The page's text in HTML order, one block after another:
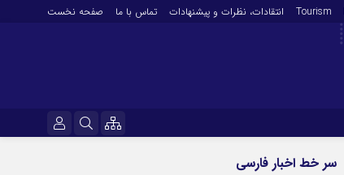
Tourism انتقادات‌، نظرات و پیشنهادات تماس با ما صفحه نخست
سر خط اخبار فارسی